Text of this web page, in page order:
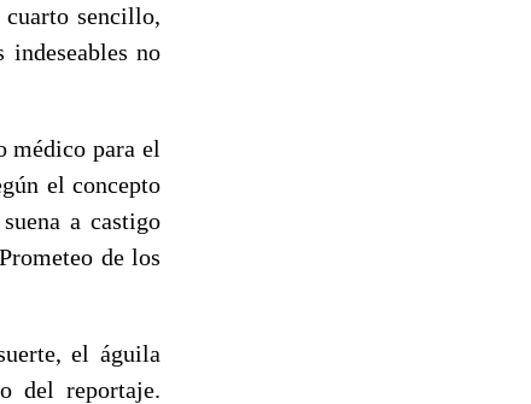
sencillo,
indeseables no
médico para el
el concepto
a castigo
de los
el águila
del reportaje.